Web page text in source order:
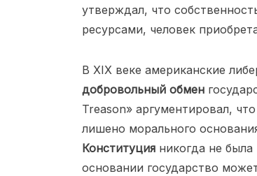
утверждал, что
ресурсами, человек
В XIX веке американские
добровольный обмен
Treason» аргументировал,
лишено морального
Конституция никогда не
основании государство